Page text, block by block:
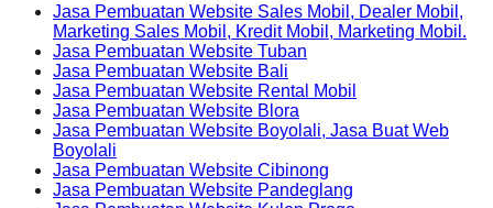
Jasa Pembuatan Website Sales Mobil, Dealer Mobil,
Marketing Sales Mobil, Kredit Mobil, Marketing Mobil.
Jasa Pembuatan Website Tuban
Jasa Pembuatan Website Bali
Jasa Pembuatan Website Rental Mobil
Jasa Pembuatan Website Blora
Jasa Pembuatan Website Boyolali, Jasa Buat Web
Boyolali
Jasa Pembuatan Website Cibinong
Jasa Pembuatan Website Pandeglang